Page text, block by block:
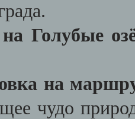
Голубые
на
чудо